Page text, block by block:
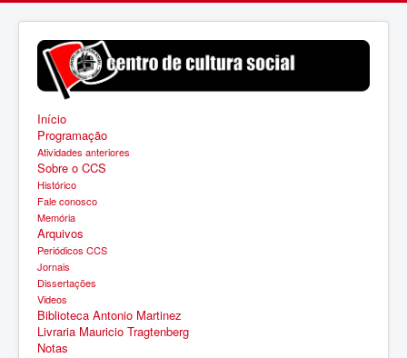
Início
Programação
Atividades anteriores
Sobre o CCS
Histórico
Fale conosco
Memória
Arquivos
Periódicos CCS
Jornais
Dissertações
Videos
Biblioteca Antonio Martinez
Livraria Mauricio Tragtenberg
Notas